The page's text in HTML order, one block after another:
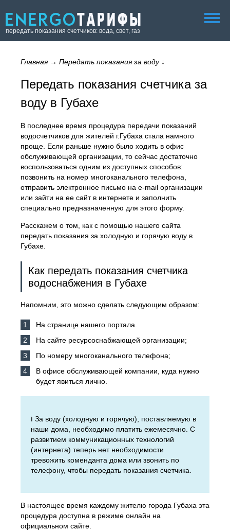
передать показания счетчиков: вода, свет, газ
Главная→ Передать показания за воду↓
Передать показания счетчика за
воду в Губахе
В последнее время процедура передачи показаний
водосчетчиков для жителей г.Губаха стала намного
проще. Если раньше нужно было ходить в офис
обслуживающей организации, то сейчас достаточно
воспользоваться одним из доступных способов:
позвонить на номер многоканального телефона,
отправить электронное письмо на e-mail организации
или зайти на ее сайт в интернете и заполнить
специально предназначенную для этого форму.
Расскажем о том, как с помощью нашего сайта
передать показания за холодную и горячую воду в
Губахе.
Как передать показания счетчика
водоснабжения в Губахе
Напомним, это можно сделать следующим образом:
На странице нашего портала.
На сайте ресурсоснабжающей организации;
По номеру многоканального телефона;
В офисе обслуживающей компании, куда нужно
будет явиться лично.
ℹ️ За воду (холодную и горячую), поставляемую в
наши дома, необходимо платить ежемесячно. С
развитием коммуникационных технологий
(интернета) теперь нет необходимости
тревожить коменданта дома или звонить по
телефону, чтобы передать показания счетчика.
В настоящее время каждому жителю города Губаха эта
процедура доступна в режиме онлайн на
официальном сайте.